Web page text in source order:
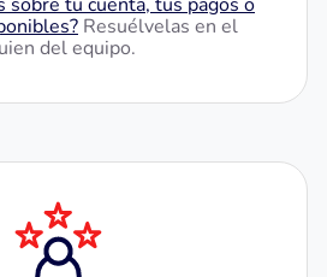
Resuélvelas en el
del equipo.